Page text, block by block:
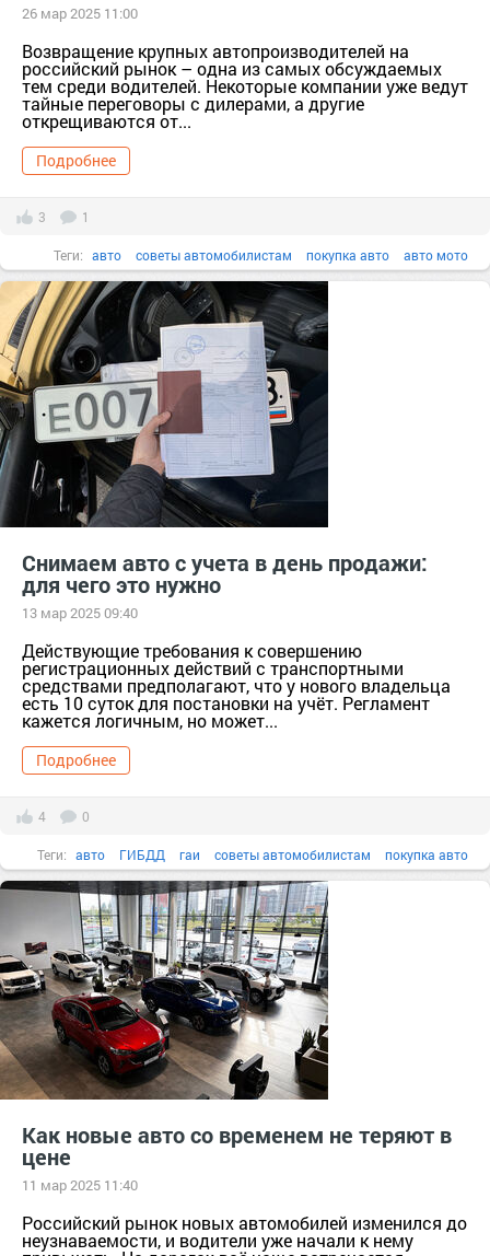
26 мар 2025 11:00
Возвращение крупных автопроизводителей на
российский рынок – одна из самых обсуждаемых
тем среди водителей. Некоторые компании уже ведут
тайные переговоры с дилерами, а другие
открещиваются от...
Подробнее
3 1
Теги: авто советы автомобилистам покупка авто авто мото
советы водителям продажа авто
тер. АВТОСАЛОН [890905] SsangYong Южнокорейские автомобили
Снимаем авто с учета в день продажи:
для чего это нужно
13 мар 2025 09:40
Действующие требования к совершению
регистрационных действий с транспортными
средствами предполагают, что у нового владельца
есть 10 суток для постановки на учёт. Регламент
кажется логичным, но может...
Подробнее
4 0
Теги: авто ГИБДД гаи советы автомобилистам покупка авто
авто мото советы водителям продажа авто
Как новые авто со временем не теряют в
цене
11 мар 2025 11:40
Российский рынок новых автомобилей изменился до
неузнаваемости, и водители уже начали к нему